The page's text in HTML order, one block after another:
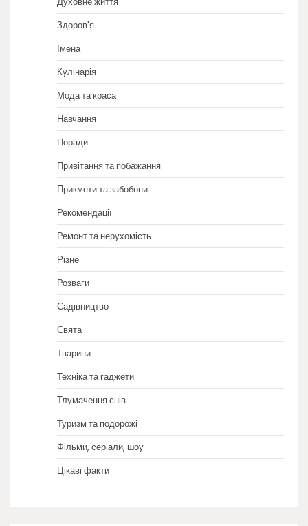
Здоров'я
Імена
Кулінарія
Мода та краса
Навчання
Поради
Привітання та побажання
Прикмети та забобони
Рекомендації
Ремонт та нерухомість
Різне
Розваги
Садівництво
Свята
Тварини
Техніка та гаджети
Тлумачення снів
Туризм та подорожі
Фільми, серіали, шоу
Цікаві факти